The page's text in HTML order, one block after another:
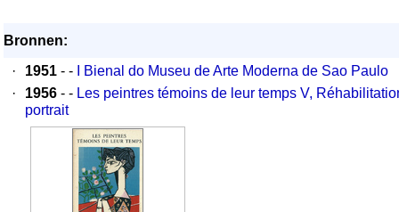
Bronnen:
·
1951 - -
I Bienal do Museu de Arte Moderna de Sao Paulo
·
1956 - - Les peintres témoins de leur temps V,
portrait